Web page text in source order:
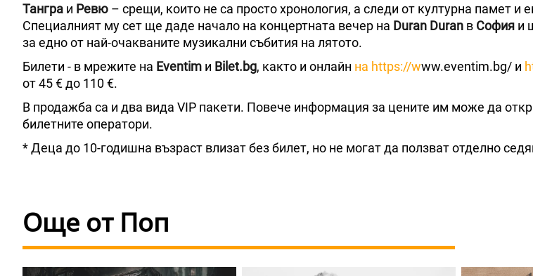
Тангра и Ревю – срещи, които не са просто хронология, а следи от културна памет и
Специалният му сет ще даде начало на концертната вечер на Duran Duran в София и
за едно от най-очакваните музикални събития на лятото.
Билети - в мрежите на Eventim и Bilet.bg, както и онлайн на https://www.eventim.bg/ и
от 45 € до 110 €.
В продажба са и два вида VIP пакети. Повече информация за цените им може да
билетните оператори.
* Деца до 10-годишна възраст влизат без билет, но не могат да ползват отделно
Още от Поп